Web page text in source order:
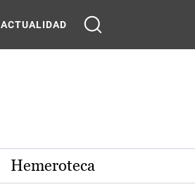
ACTUALIDAD
Hemeroteca